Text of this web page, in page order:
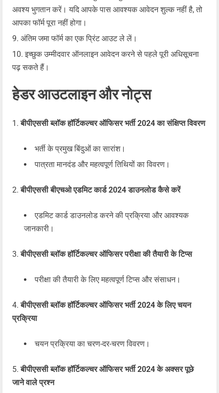
अवश्य भुगतान करें। यदि आपके पास आवश्यक आवेदन शुल्क नहीं है, तो
आपका फॉर्म पूरा नहीं होगा।
अंतिम जमा फॉर्म का एक प्रिंट आउट ले लें।
इच्छुक उम्मीदवार ऑनलाइन आवेदन करने से पहले पूरी अधिसूचना
पढ़ सकते हैं।
हेडर आउटलाइन और नोट्स
बीपीएससी ब्लॉक हॉर्टिकल्चर ऑफिसर भर्ती 2024 का संक्षिप्त विवरण
भर्ती के प्रमुख बिंदुओं का सारांश।
पात्रता मानदंड और महत्वपूर्ण तिथियों का विवरण।
बीपीएससी बीएचओ एडमिट कार्ड 2024 डाउनलोड कैसे करें
एडमिट कार्ड डाउनलोड करने की प्रक्रिया और आवश्यक
जानकारी।
बीपीएससी ब्लॉक हॉर्टिकल्चर ऑफिसर परीक्षा की तैयारी के टिप्स
परीक्षा की तैयारी के लिए महत्वपूर्ण टिप्स और संसाधन।
बीपीएससी ब्लॉक हॉर्टिकल्चर ऑफिसर भर्ती 2024 के लिए चयन
प्रक्रिया
चयन प्रक्रिया का चरण-दर-चरण विवरण।
बीपीएससी ब्लॉक हॉर्टिकल्चर ऑफिसर भर्ती 2024 के अक्सर पूछे
जाने वाले प्रश्न